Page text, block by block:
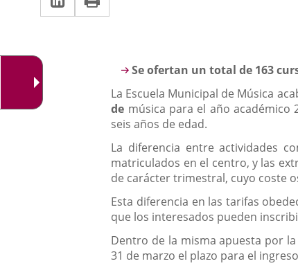
aplicación
a
aplicación
externa.
Descripción
Se ofertan un total de 163
La Escuela Municipal de Música
de música para el año académico
seis años de edad.
La diferencia entre actividades
matriculados en el centro, y las
de carácter trimestral, cuyo coste
Esta diferencia en las tarifas
que los interesados pueden
Dentro de la misma apuesta por
31 de marzo el plazo para el